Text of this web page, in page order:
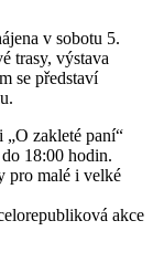
v sobotu 5.
trasy, výstava
se představí
zakleté paní“
18:00 hodin.
pro malé i velké
akce